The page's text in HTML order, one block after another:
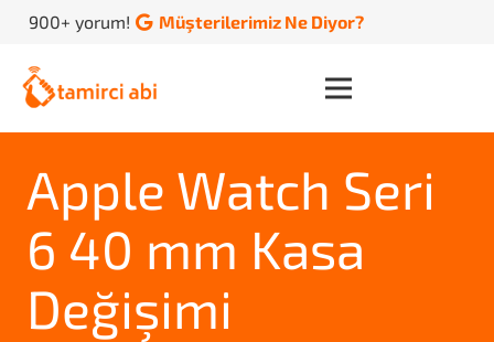
900+ yorum! Müşterilerimiz Ne Diyor?
Apple Watch Seri
6 40 mm Kasa
Değişimi